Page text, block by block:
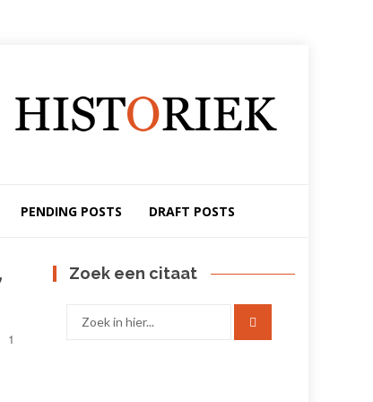
PENDING POSTS DRAFT POSTS
1
Zoek een citaat